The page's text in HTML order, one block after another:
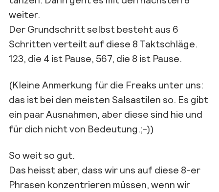
weiter.
Der Grundschritt selbst besteht aus 6
Schritten verteilt auf diese 8 Taktschläge.
123, die 4 ist Pause, 567, die 8 ist Pause.
(Kleine Anmerkung für die Freaks unter uns:
das ist bei den meisten Salsastilen so. Es gibt
ein paar Ausnahmen, aber diese sind hie und
für dich nicht von Bedeutung.;-))
So weit so gut.
Das heisst aber, dass wir uns auf diese 8-er
Phrasen konzentrieren müssen, wenn wir